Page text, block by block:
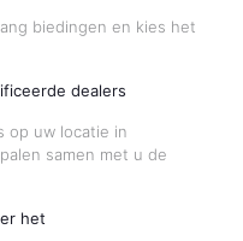
biedingen en kies het
dealers
op uw locatie in
samen met u de
het